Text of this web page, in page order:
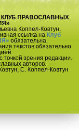
КЛУБ ПРАВОСЛАВНЫХ
Коппел-Ковтун.
ссылка на Клуб
обязательна.
текстов обязательно
зрения редакции.
авторов.
С. Коппел-Ковтун